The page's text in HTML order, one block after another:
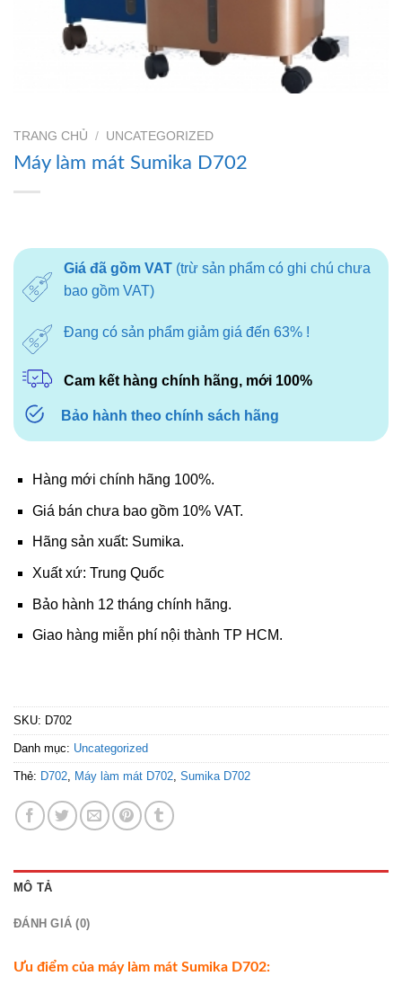
TRANG CHỦ / UNCATEGORIZED
Máy làm mát Sumika D702
Giá đã gồm VAT(trừ sản phẩm có ghi chú chưa
bao gồm VAT)
Đang có sản phẩm giảm giá đến 63% !
Cam kết hàng chính hãng, mới 100%
Bảo hành theo chính sách hãng
Hàng mới chính hãng 100%.
Giá bán chưa bao gồm 10% VAT.
Hãng sản xuất: Sumika.
Xuất xứ: Trung Quốc
Bảo hành 12 tháng chính hãng.
Giao hàng miễn phí nội thành TP HCM.
SKU: D702
Danh mục: Uncategorized
Thẻ: D702 Máy làm mát D702 Sumika D702
MÔ TẢ
ĐÁNH GIÁ (0)
Ưu điểm của máy làm mát Sumika D702: